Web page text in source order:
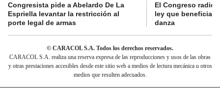
Congresista pide a Abelardo De La
Espriella levantar la restricción al
porte legal de armas
El Congreso
ley que beneficia
danza
© CARACOL S.A. Todos los derechos reservados.
CARACOL S.A. realiza una reserva expresa de las reproducciones y usos de las obras
y otras prestaciones accesibles desde este sitio web a medios de lectura mecánica u otros
medios que resulten adecuados.